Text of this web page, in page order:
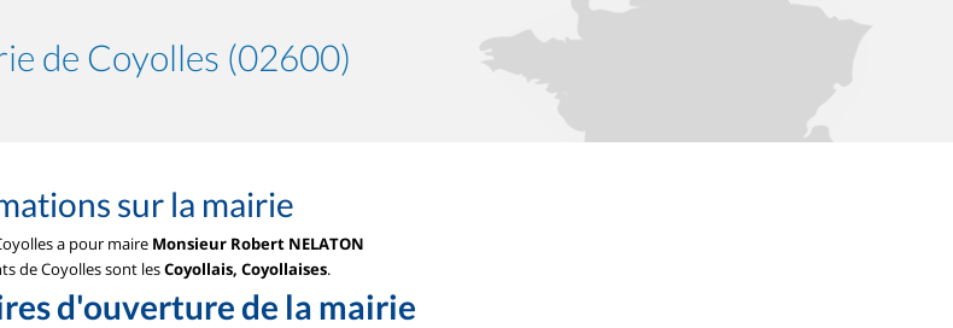
de Coyolles (02600)
sur la mairie
a pour maire Monsieur Robert NELATON
de Coyolles sont lesCoyollais, Coyollaises.
d'ouverture de la mairie